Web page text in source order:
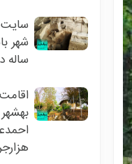
سایت
ساله
بهشهر